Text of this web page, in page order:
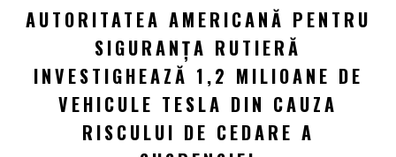
AUTORITATEA AMERICANĂ PENTRU
SIGURANȚA RUTIERĂ
INVESTIGHEAZĂ 1,2 MILIOANE DE
VEHICULE TESLA DIN CAUZA
RISCULUI DE CEDARE A